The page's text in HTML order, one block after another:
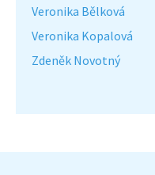
Veronika Bělková
Veronika Kopalová
Zdeněk Novotný